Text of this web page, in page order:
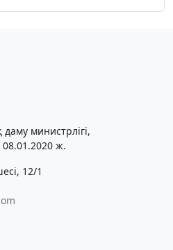
министрлігі,
08.01.2020 ж.
12/1